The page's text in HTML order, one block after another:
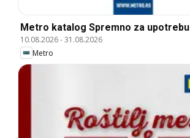
Metro katalog Spremno za upotrebu
10.08.2026-31.08.2026
Metro